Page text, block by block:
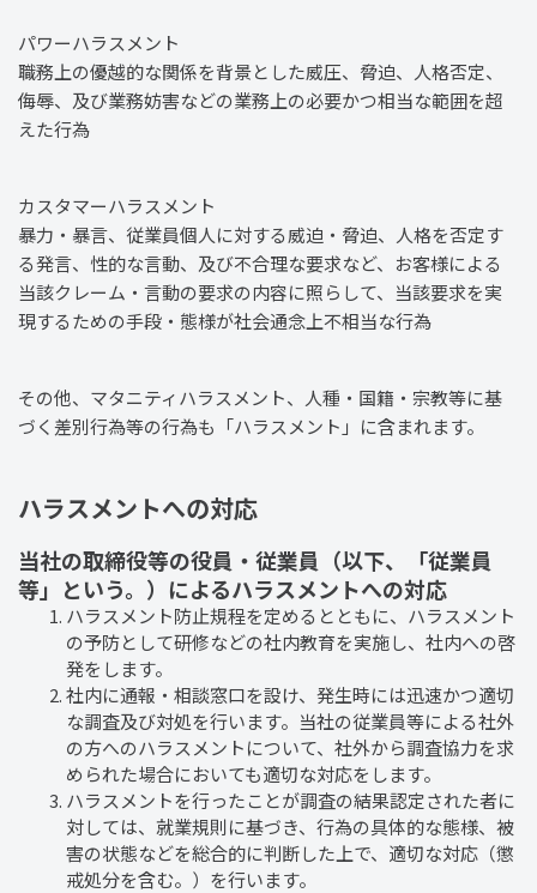
パワーハラスメント
職務上の優越的な関係を背景とした威圧、脅迫、人格否定、
侮辱、及び業務妨害などの業務上の必要かつ相当な範囲を超
えた行為
カスタマーハラスメント
暴力・暴言、従業員個人に対する威迫・脅迫、人格を否定す
る発言、性的な言動、及び不合理な要求など、お客様による
当該クレーム・言動の要求の内容に照らして、当該要求を実
現するための手段・態様が社会通念上不相当な行為
その他、マタニティハラスメント、人種・国籍・宗教等に基
づく差別行為等の行為も「ハラスメント」に含まれます。
ハラスメントへの対応
当社の取締役等の役員・従業員（以下、「従業員
等」という。）によるハラスメントへの対応
ハラスメント防止規程を定めるとともに、ハラスメント
の予防として研修などの社内教育を実施し、社内への啓
発をします。
社内に通報・相談窓口を設け、発生時には迅速かつ適切
な調査及び対処を行います。当社の従業員等による社外
の方へのハラスメントについて、社外から調査協力を求
められた場合においても適切な対応をします。
ハラスメントを行ったことが調査の結果認定された者に
対しては、就業規則に基づき、行為の具体的な態様、被
害の状態などを総合的に判断した上で、適切な対応（懲
戒処分を含む。）を行います。